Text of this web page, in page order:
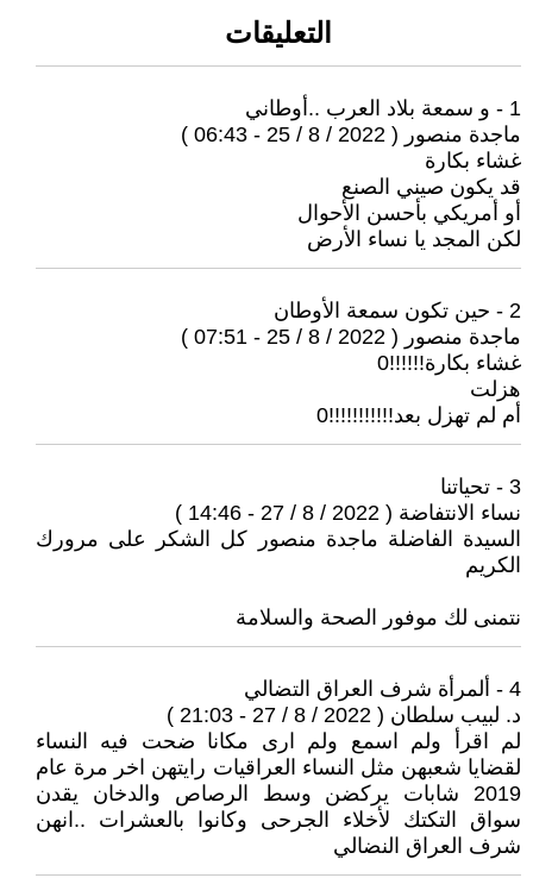
التعليقات
1 - و سمعة بلاد العرب ..أوطاني
ماجدة منصور ( 2022 / 8 / 25 - 06:43 )
غشاء بكارة
قد يكون صيني الصنع
أو أمريكي بأحسن الأحوال
لكن المجد يا نساء الأرض
2 - حين تكون سمعة الأوطان
ماجدة منصور ( 2022 / 8 / 25 - 07:51 )
غشاء بكارة!!!!!!0
هزلت
أم لم تهزل بعد!!!!!!!!!!!0
3 - تحياتنا
نساء الانتفاضة ( 2022 / 8 / 27 - 14:46 )
السيدة الفاضلة ماجدة منصور كل الشكر على مرورك
الكريم
نتمنى لك موفور الصحة والسلامة
4 - ألمرأة شرف العراق التضالي
د. لبيب سلطان ( 2022 / 8 / 27 - 21:03 )
لم اقرأ ولم اسمع ولم ارى مكانا ضحت فيه النساء
لقضايا شعبهن مثل النساء العراقيات رايتهن اخر مرة عام
2019 شابات يركضن وسط الرصاص والدخان يقدن
سواق التكتك لأخلاء الجرحى وكانوا بالعشرات ..انهن
شرف العراق النضالي